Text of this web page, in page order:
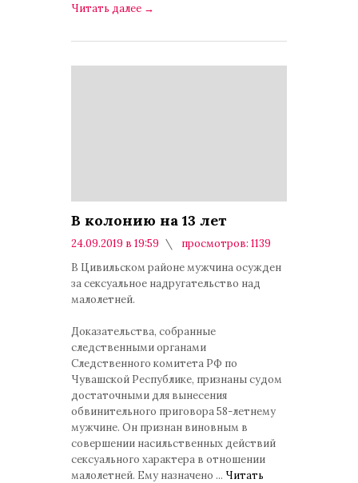
Читать далее →
В колонию на 13 лет
24.09.2019 в 19:59
просмотров: 1139
В Цивильском районе мужчина осужден
за сексуальное надругательство над
малолетней.
Доказательства, собранные
следственными органами
Следственного комитета РФ по
Чувашской Республике, признаны судом
достаточными для вынесения
обвинительного приговора 58-летнему
мужчине. Он признан виновным в
совершении насильственных действий
сексуального характера в отношении
малолетней. Ему назначено ... Читать